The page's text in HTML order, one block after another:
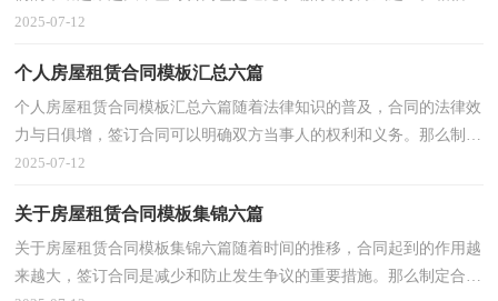
多朋友都对拟合同感到非常苦恼吧，以下是小编精心...
2025-07-12
个人房屋租赁合同模板汇总六篇
个人房屋租赁合同模板汇总六篇随着法律知识的普及，合同的法律效
力与日俱增，签订合同可以明确双方当事人的权利和义务。那么制定
合同书有什么需要注意的呢？以下是小编帮大家整理...
2025-07-12
关于房屋租赁合同模板集锦六篇
关于房屋租赁合同模板集锦六篇随着时间的推移，合同起到的作用越
来越大，签订合同是减少和防止发生争议的重要措施。那么制定合同